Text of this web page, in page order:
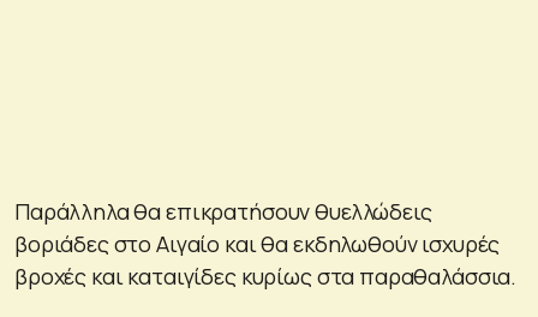
Παράλληλα θα επικρατήσουν θυελλώδεις
βοριάδες στο Αιγαίο και θα εκδηλωθούν ισχυρές
βροχές και καταιγίδες κυρίως στα παραθαλάσσια.